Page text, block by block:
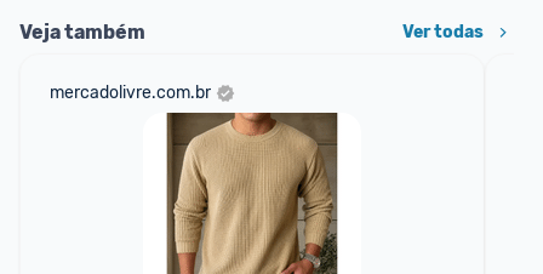
Veja também Ver todas
mercadolivre.com.br